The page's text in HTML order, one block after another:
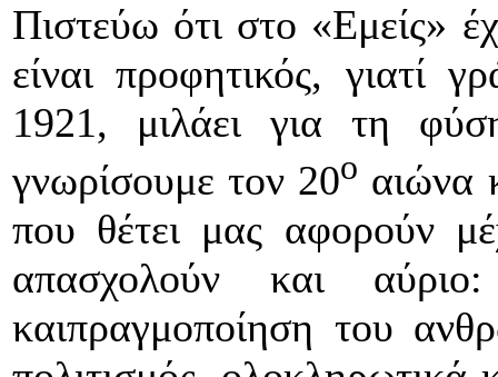
Πιστεύω ότι στο «Εμείς»
είναι προφητικός, γιατί
1921, μιλάει για τη
γνωρίσουμε τον 20ο αιώνα
που θέτει μας αφορούν
απασχολούν και
καιπραγμοποίηση του